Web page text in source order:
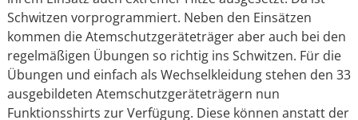
Schwitzen vorprogrammiert. Neben den Einsätzen
kommen die Atemschutzgeräteträger aber auch bei den
regelmäßigen Übungen so richtig ins Schwitzen. Für die
Übungen und einfach als Wechselkleidung stehen den 33
ausgebildeten Atemschutzgeräteträgern nun
Funktionsshirts zur Verfügung. Diese können anstatt der